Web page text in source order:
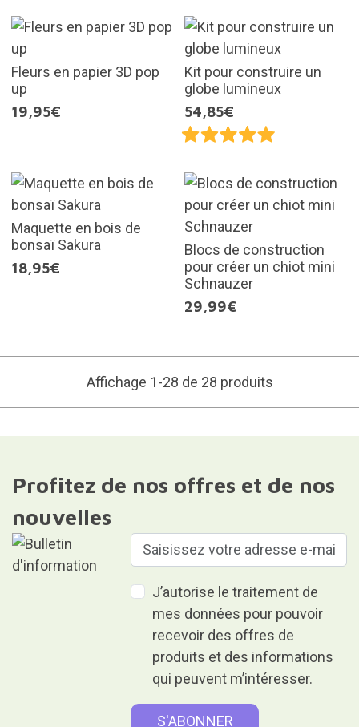
Fleurs en papier 3D pop
up
19,95€
Kit pour construire un
globe lumineux
54,85€
Maquette en bois de
bonsaï Sakura
18,95€
Blocs de construction
pour créer un chiot mini
Schnauzer
29,99€
Affichage 1-28 de 28 produits
Profitez de nos offres et de nos
nouvelles
J’autorise le traitement de
mes données pour pouvoir
recevoir des offres de
produits et des informations
qui peuvent m’intéresser.